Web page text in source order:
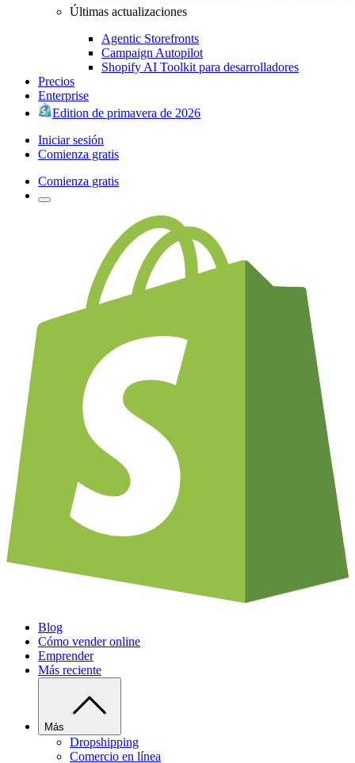
Últimas actualizaciones
Agentic Storefronts
Campaign Autopilot
Shopify AI Toolkit para desarrolladores
Precios
Enterprise
Edition de primavera de 2026
Iniciar sesión
Comienza gratis
Comienza gratis
Blog
Cómo vender online
Emprender
Más reciente
Más
Dropshipping
Comercio en línea